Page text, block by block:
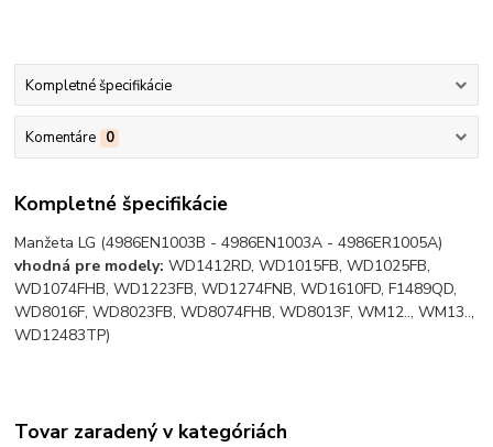
Kompletné špecifikácie
Komentáre 0
Kompletné špecifikácie
Manžeta LG (4986EN1003B - 4986EN1003A - 4986ER1005A)
vhodná pre modely: WD1412RD, WD1015FB, WD1025FB,
WD1074FHB, WD1223FB, WD1274FNB, WD1610FD, F1489QD,
WD8016F, WD8023FB, WD8074FHB, WD8013F, WM12.., WM13..,
WD12483TP)
Tovar zaradený v kategóriách